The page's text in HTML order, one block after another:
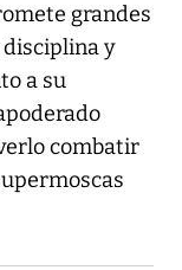
grandes
disciplina y
a su
combatir